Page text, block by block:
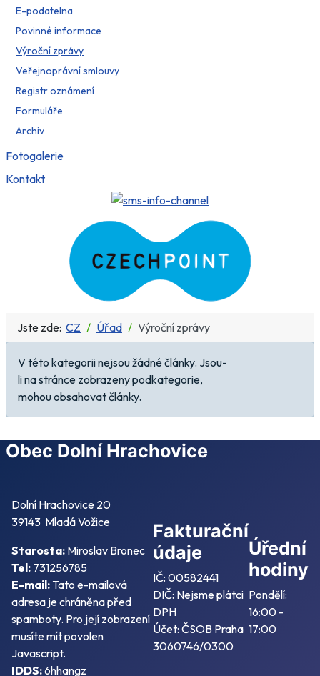
E-podatelna
Povinné informace
Výroční zprávy
Veřejnoprávní smlouvy
Registr oznámení
Formuláře
Archiv
Fotogalerie
Kontakt
Jste zde: CZ Úřad
Výroční zprávy
Informace
V této kategorii nejsou žádné články. Jsou-
li na stránce zobrazeny podkategorie,
mohou obsahovat články.
Obec Dolní Hrachovice
Dolní Hrachovice 20
39143 Mladá Vožice
Starosta: Miroslav Bronec
Tel: 731256785
E-mail: Tato e-mailová
adresa je chráněna před
spamboty. Pro její zobrazení
musíte mít povolen
Javascript.
IDDS:6hhangz
Fakturační
údaje
IČ: 00582441
DIČ: Nejsme plátci
DPH
Účet: ČSOB Praha
3060746/0300
Úřední
hodiny
Pondělí:
16:00 -
17:00